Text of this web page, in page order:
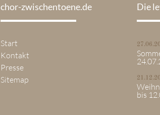
chor-zwischentoene.de
Start
Kontakt
Presse
Sitemap
Die
bis